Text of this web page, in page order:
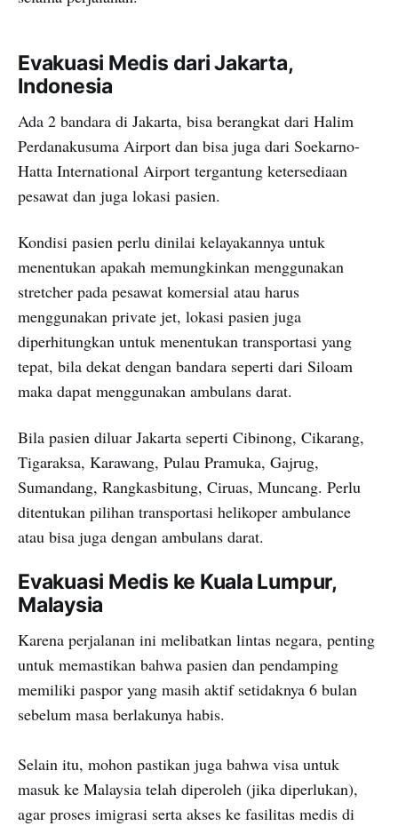
Evakuasi Medis dari Jakarta,
Indonesia
Ada 2 bandara di Jakarta, bisa berangkat dari Halim
Perdanakusuma Airport dan bisa juga dari Soekarno-
Hatta International Airport tergantung ketersediaan
pesawat dan juga lokasi pasien.
Kondisi pasien perlu dinilai kelayakannya untuk
menentukan apakah memungkinkan menggunakan
stretcher pada pesawat komersial atau harus
menggunakan private jet, lokasi pasien juga
diperhitungkan untuk menentukan transportasi yang
tepat, bila dekat dengan bandara seperti dari Siloam
maka dapat menggunakan ambulans darat.
Bila pasien diluar Jakarta seperti Cibinong, Cikarang,
Tigaraksa, Karawang, Pulau Pramuka, Gajrug,
Sumandang, Rangkasbitung, Ciruas, Muncang. Perlu
ditentukan pilihan transportasi helikoper ambulance
atau bisa juga dengan ambulans darat.
Evakuasi Medis ke Kuala Lumpur,
Malaysia
Karena perjalanan ini melibatkan lintas negara, penting
untuk memastikan bahwa pasien dan pendamping
memiliki paspor yang masih aktif setidaknya 6 bulan
sebelum masa berlakunya habis.
Selain itu, mohon pastikan juga bahwa visa untuk
masuk ke Malaysia telah diperoleh (jika diperlukan),
agar proses imigrasi serta akses ke fasilitas medis di